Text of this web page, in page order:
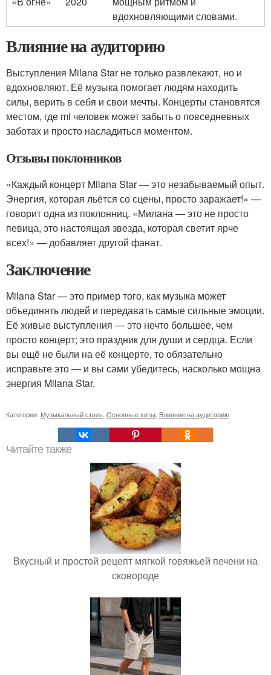
вдохновляющими словами.
Влияние на аудиторию
Выступления Milana Star не только развлекают, но и
вдохновляют. Её музыка помогает людям находить
силы, верить в себя и свои мечты. Концерты становятся
местом, где mi человек может забыть о повседневных
заботах и просто насладиться моментом.
Отзывы поклонников
«Каждый концерт Milana Star — это незабываемый опыт.
Энергия, которая льётся со сцены, просто заражает!» —
говорит одна из поклонниц. «Милана — это не просто
певица, это настоящая звезда, которая светит ярче
всех!» — добавляет другой фанат.
Заключение
Milana Star — это пример того, как музыка может
объединять людей и передавать самые сильные эмоции.
Её живые выступления — это нечто большее, чем
просто концерт; это праздник для души и сердца. Если
вы ещё не были на её концерте, то обязательно
исправьте это — и вы сами убедитесь, насколько мощна
энергия Milana Star.
Категории: Музыкальный стиль Основные хиты Влияние на аудиторию
Читайте также
Вкусный и простой рецепт мягкой говяжьей печени на
сковороде